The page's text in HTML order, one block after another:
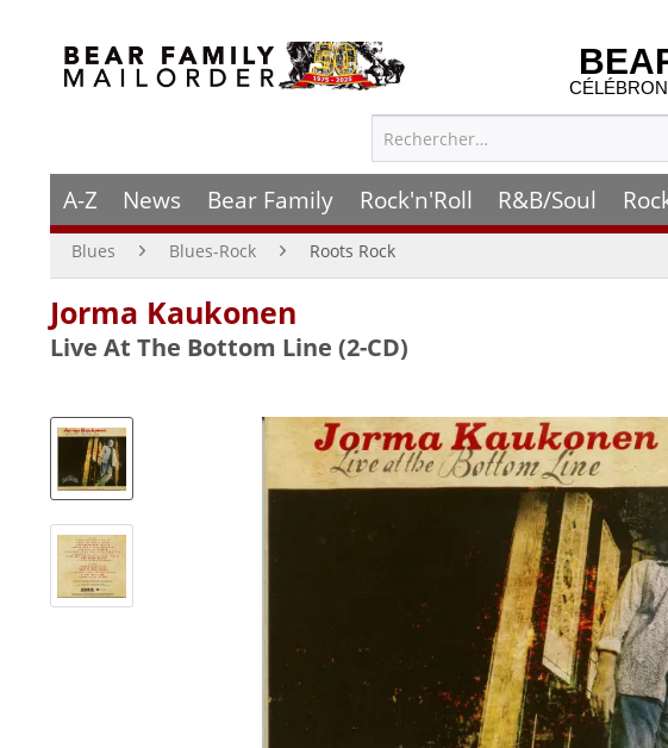
A-Z News Bear Family Rock'n'Roll R&B/Soul
Blues Blues-Rock Roots Rock
Jorma Kaukonen
Live At The Bottom Line (2-CD)